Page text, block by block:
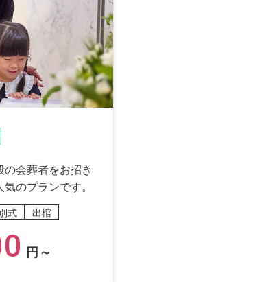
会葬者をお招き
のプランです。
式 出棺
円～